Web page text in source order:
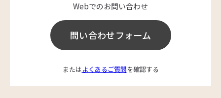
Webでのお問い合わせ
問い合わせフォーム
またはよくあるご質問を確認する